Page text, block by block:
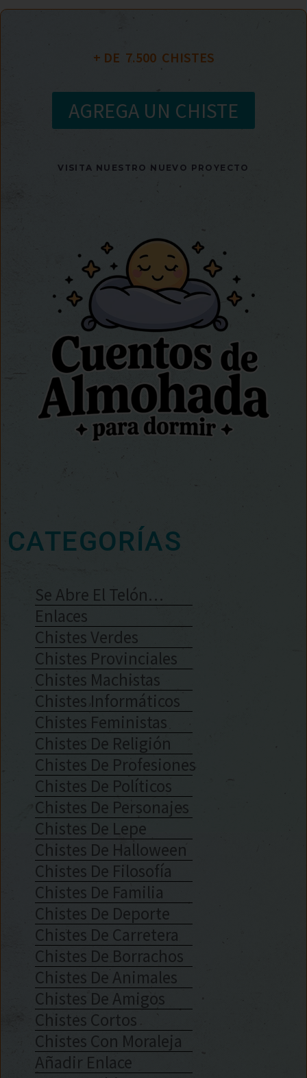
+ DE 7.500
  CHISTES
AGREGA UN CHISTE
VISITA NUESTRO NUEVO PROYECTO
CATEGORÍAS
Se Abre El Telón…
Enlaces
Chistes Verdes
Chistes Provinciales
Chistes Machistas
Chistes Informáticos
Chistes Feministas
Chistes De Religión
Chistes De Profesiones
Chistes De Políticos
Chistes De Personajes
Chistes De Lepe
Chistes De Halloween
Chistes De Filosofía
Chistes De Familia
Chistes De Deporte
Chistes De Carretera
Chistes De Borrachos
Chistes De Animales
Chistes De Amigos
Chistes Cortos
Chistes Con Moraleja
Añadir Enlace